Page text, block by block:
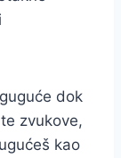
dok
zvukove,
kao